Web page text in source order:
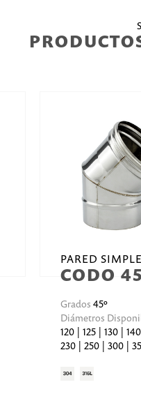
PARED SIMPLE
CODO
Grados 45º
Diámetros
120 | 125 | 130 |
230 | 250 | 300 |